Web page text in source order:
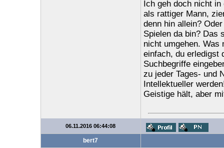
Ich geh doch nicht in
als rattiger Mann,
denn hin allein?
Spielen da bin? Das
nicht umgehen. Was
einfach, du erledigst
Suchbegriffe
zu jeder Tages- und
Intellektueller
Geistige hält, aber
06.11.2016 06:44:08
bert7